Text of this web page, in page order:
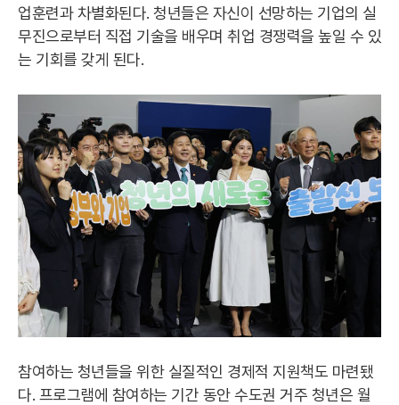
업훈련과 차별화된다. 청년들은 자신이 선망하는 기업의 실
무진으로부터 직접 기술을 배우며 취업 경쟁력을 높일 수 있
는 기회를 갖게 된다.
참여하는 청년들을 위한 실질적인 경제적 지원책도 마련됐
다. 프로그램에 참여하는 기간 동안 수도권 거주 청년은 월